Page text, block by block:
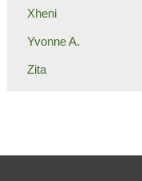
Xheni
Yvonne A.
Zita